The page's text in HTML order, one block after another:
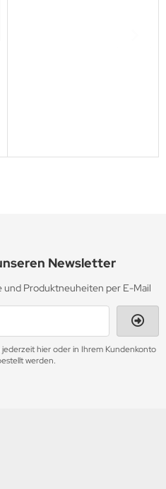
Newsletter
und Produktneuheiten per E-Mail
hier oder in Ihrem Kundenkonto
werden.